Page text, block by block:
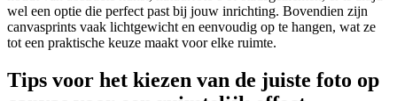
wel een optie die perfect past bij jouw inrichting. Bovendien zijn
canvasprints vaak lichtgewicht en eenvoudig op te hangen, wat ze
tot een praktische keuze maakt voor elke ruimte.
Tips voor het kiezen van de juiste foto op